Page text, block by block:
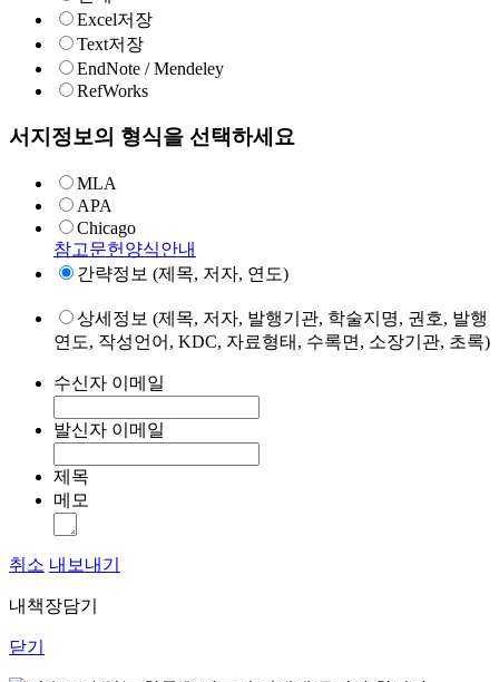
Excel저장
Text저장
EndNote / Mendeley
RefWorks
서지정보의 형식을 선택하세요
MLA
APA
Chicago
참고문헌양식안내
간략정보 (제목, 저자, 연도)
상세정보 (제목, 저자, 발행기관, 학술지명, 권호, 발행
연도, 작성언어, KDC, 자료형태, 수록면, 소장기관, 초록)
수신자 이메일
발신자 이메일
제목
메모
취소 내보내기
내책장담기
닫기